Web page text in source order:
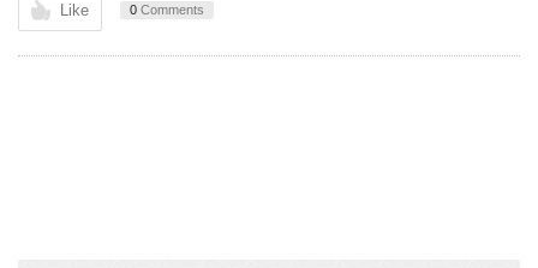
Like 0 Comments